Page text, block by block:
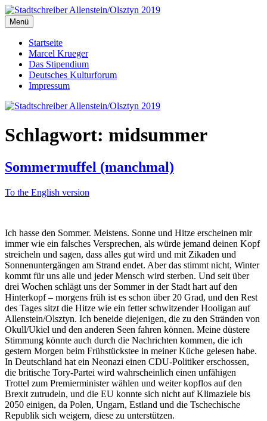
Zum
Inhalt
springen
Stadtschreiber Allenstein/Olsztyn 2019
Der Schriftsteller und Übersetzer Marcel Krueger berichtet aus dem
Herzen Ermlands
Menü
Startseite
Marcel Krueger
Das Stipendium
Deutsches Kulturforum
Impressum
Schlagwort: midsummer
Sommermuffel (manchmal)
To the English version
Ich hasse den Sommer. Meistens. Sonne und Hitze erscheinen mir
immer wie ein falsches Versprechen, als würde jemand deinen Kopf
streicheln und sagen, dass alles gut wird und mit Zikaden und
Sonnenuntergängen am Strand endet. Aber das stimmt nicht, Winter
kommt für uns alle und jeder Mensch wird sterben. Und seit über
drei Wochen schlägt uns der Sommer in der Stadt hart auf den
Hinterkopf – morgens früh ist es schon über 20 Grad, und den Rest
des Tages sitzt die Hitze wie ein fetter schwitzender Hooligan auf
Allenstein/Olsztyn. Ich beneide diejenigen, die zu den Stränden von
Okull/Ukiel und den anderen Seen fahren können. Meine düstere
Stimmung könnte auch durch die Nachrichten kommen, die ich
gestern Morgen beim Frühstückstee in meiner Küche gelesen habe.
In Deutschland hat ein Neonazi einen CDU-Politiker erschossen,
die britische Tory-Partei wird wahrscheinlich einen unfähigen
Trottel zum Premierminister wählen und weiter kopflos auf den
Brexit zutrudeln, und die EU konnte sich nicht auf Klimaziele bis
2050 einigen, da Polen, Ungarn, Estland und die Tschechische
Republik sich weigern, diese zu unterstützen.